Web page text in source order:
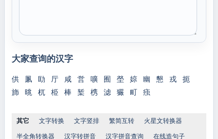
大家查询的汉字
供 凲 劻 厅 咸 営 嚝 囿 塋 婛 幽 懇 戎
扼
斾
晀 杌 栕 棒 椠 槜 滤 玁 町 痋
其它 文字转换 文字竖排 繁简互转 火星文转换器
半全角转换器 汉字转拼音 汉字拼音查询 在线造句子